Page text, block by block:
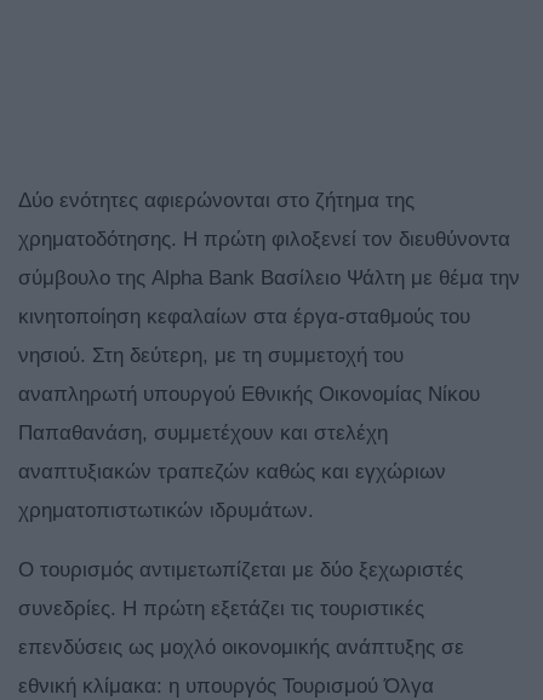
Δύο ενότητες αφιερώνονται στο ζήτημα της
χρηματοδότησης. Η πρώτη φιλοξενεί τον διευθύνοντα
σύμβουλο της Alpha Bank Βασίλειο Ψάλτη με θέμα την
κινητοποίηση κεφαλαίων στα έργα-σταθμούς του
νησιού. Στη δεύτερη, με τη συμμετοχή του
αναπληρωτή υπουργού Εθνικής Οικονομίας Νίκου
Παπαθανάση, συμμετέχουν και στελέχη
αναπτυξιακών τραπεζών καθώς και εγχώριων
χρηματοπιστωτικών ιδρυμάτων.
Ο τουρισμός αντιμετωπίζεται με δύο ξεχωριστές
συνεδρίες. Η πρώτη εξετάζει τις τουριστικές
επενδύσεις ως μοχλό οικονομικής ανάπτυξης σε
εθνική κλίμακα: η υπουργός Τουρισμού Όλγα